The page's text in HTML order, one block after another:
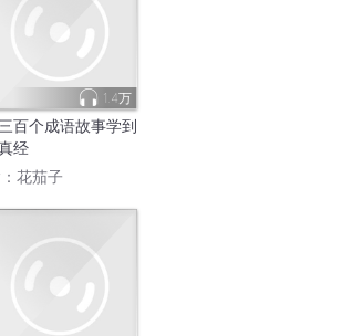
1.4万
百个成语故事学到
经
花茄子